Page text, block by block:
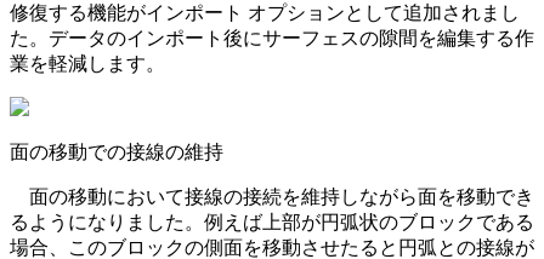
修復する機能がインポート オプションとして追加されまし
た。データのインポート後にサーフェスの隙間を編集する作
業を軽減します。
面の移動での接線の維持
面の移動において接線の接続を維持しながら面を移動でき
るようになりました。例えば上部が円弧状のブロックである
場合、このブロックの側面を移動させたると円弧との接線が